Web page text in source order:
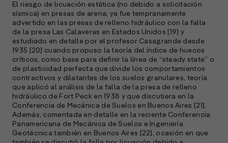
El riesgo de licuación estática (no debido a solicitación
sísmica) en presas de arena, ya fue tempranamente
advertido en las presas de relleno hidráulico con la falla
de la presa Las Calaveras en Estados Unidos [19] y
estudiado en detalle por el profesor Casagrande desde
1935 [20] cuando propuso la teoría del índice de huecos
críticos, como base para definir la línea de “steady state” o
de plasticidad perfecta que divide los comportamientos
contractivos y dilatantes de los suelos granulares, teoría
que aplicó al análisis de la falla de la presa de relleno
hidráulico de Fort Peck en 1938 y que discutiera en la
Conferencia de Mecánica de Suelos en Buenos Aires [21].
Además, comentada en detalle en la reciente Conferencia
Panamericana de Mecánica de Suelos e Ingeniería
Geotécnica también en Buenos Aires [22], ocasión en que